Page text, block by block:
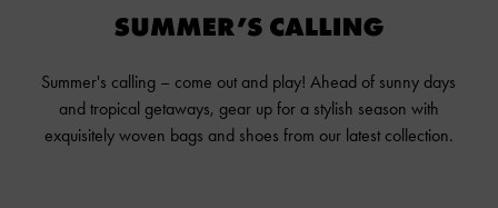
Summer's calling – come out and play! Ahead of sunny days
and tropical getaways, gear up for a stylish season with
exquisitely woven bags and shoes from our latest collection.